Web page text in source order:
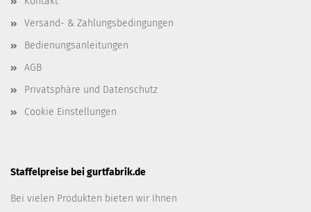
Versand- & Zahlungsbedingungen
Bedienungsanleitungen
AGB
Privatsphäre und Datenschutz
Cookie Einstellungen
Staffelpreise bei gurtfabrik.de
Bei vielen Produkten bieten wir Ihnen